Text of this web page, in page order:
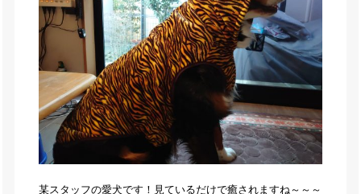
某スタッフの愛犬です！見ているだけで癒されますね～～～